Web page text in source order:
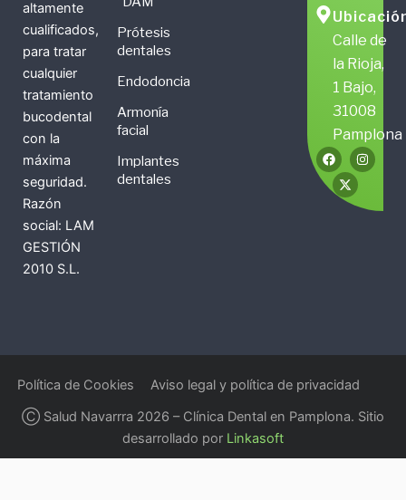
altamente
cualificados,
para tratar
cualquier
tratamiento
bucodental
con la
máxima
seguridad.
Razón
social: LAM
GESTIÓN
2010 S.L.
Prótesis
dentales
Endodoncia
Armonía
facial
Implantes
dentales
Calle de
la Rioja,
1 Bajo,
31008
Pamplona
F
a
c
e
I
n
s
g
X
t
w
i
Ⓒ Salud Navarrra 2026 – Clínica Dental en Pamplona. Sitio
desarrollado por Linkasoft
Política de Cookies Aviso legal y política de privacidad